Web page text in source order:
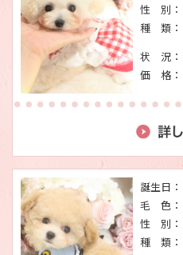
性 別：
種 類：
状 況：
価 格：
誕生日：
毛 色：
性 別：
種 類：